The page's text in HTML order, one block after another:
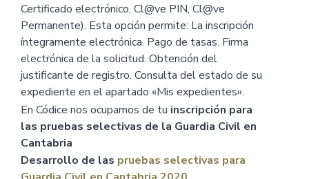
Certificado electrónico, Cl@ve PIN, Cl@ve
Permanente). Esta opción permite: La inscripción
íntegramente electrónica. Pago de tasas. Firma
electrónica de la solicitud. Obtención del
justificante de registro. Consulta del estado de su
expediente en el apartado «Mis expedientes».
En Códice nos ocupamos de tu inscripción para
las pruebas selectivas de la Guardia Civil en
Cantabria
Desarrollo de las pruebas selectivas para